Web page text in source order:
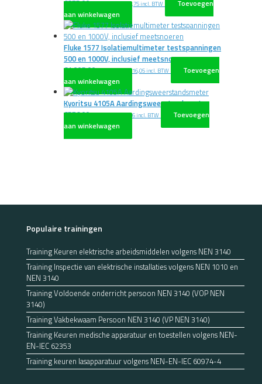
€875,00 excl. BTW€1.058,75 incl. BTW
Toevoegen
aan winkelwagen
Fluke 1577 Isolatiemultimeter testspanningen
500 en 1000V, inclusief meetsnoeren
€1.005,00 excl. BTW€1.216,05 incl. BTW
Toevoegen
aan winkelwagen
Kyoritsu 4105A Aardingsweerstandsmeter
€576,00 excl. BTW€696,96 incl. BTW
Toevoegen
aan winkelwagen
Populaire trainingen
Training Keuren elektrische arbeidsmiddelen volgens NEN 3140
Training Inspectie van elektrische installaties volgens NEN 1010 en
NEN 3140
Training Voldoende onderricht persoon NEN 3140 (VOP NEN
3140)
Training Vakbekwaam Persoon NEN 3140 (VP NEN 3140)
Training Keuren medische apparatuur en toestellen volgens NEN-
EN-IEC 62353
Training keuren lasapparatuur volgens NEN-EN-IEC 60974-4